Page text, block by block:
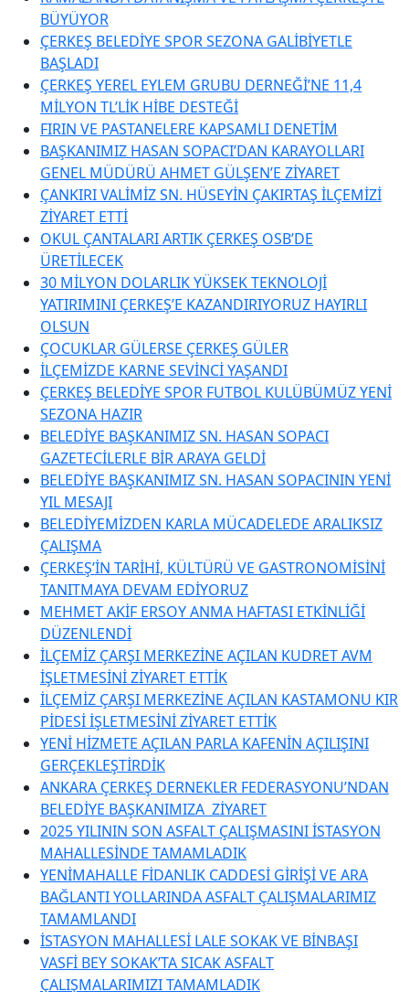
BÜYÜYOR
ÇERKEŞ BELEDİYE SPOR SEZONA GALİBİYETLE
BAŞLADI
ÇERKEŞ YEREL EYLEM GRUBU DERNEĞİ’NE 11,4
MİLYON TL’LİK HİBE DESTEĞİ
FIRIN VE PASTANELERE KAPSAMLI DENETİM
BAŞKANIMIZ HASAN SOPACI’DAN KARAYOLLARI
GENEL MÜDÜRÜ AHMET GÜLŞEN’E ZİYARET
ÇANKIRI VALİMİZ SN. HÜSEYİN ÇAKIRTAŞ İLÇEMİZİ
ZİYARET ETTİ
OKUL ÇANTALARI ARTIK ÇERKEŞ OSB’DE
ÜRETİLECEK
30 MİLYON DOLARLIK YÜKSEK TEKNOLOJİ
YATIRIMINI ÇERKEŞ’E KAZANDIRIYORUZ HAYIRLI
OLSUN
ÇOCUKLAR GÜLERSE ÇERKEŞ GÜLER
İLÇEMİZDE KARNE SEVİNCİ YAŞANDI
ÇERKEŞ BELEDİYE SPOR FUTBOL KULÜBÜMÜZ YENİ
SEZONA HAZIR
BELEDİYE BAŞKANIMIZ SN. HASAN SOPACI
GAZETECİLERLE BİR ARAYA GELDİ
BELEDİYE BAŞKANIMIZ SN. HASAN SOPACININ YENİ
YIL MESAJI
BELEDİYEMİZDEN KARLA MÜCADELEDE ARALIKSIZ
ÇALIŞMA
ÇERKEŞ’İN TARİHİ, KÜLTÜRÜ VE GASTRONOMİSİNİ
TANITMAYA DEVAM EDİYORUZ
MEHMET AKİF ERSOY ANMA HAFTASI ETKİNLİĞİ
DÜZENLENDİ
İLÇEMİZ ÇARŞI MERKEZİNE AÇILAN KUDRET AVM
İŞLETMESİNİ ZİYARET ETTİK
İLÇEMİZ ÇARŞI MERKEZİNE AÇILAN KASTAMONU KIR
PİDESİ İŞLETMESİNİ ZİYARET ETTİK
YENİ HİZMETE AÇILAN PARLA KAFENİN AÇILIŞINI
GERÇEKLEŞTİRDİK
ANKARA ÇERKEŞ DERNEKLER FEDERASYONU’NDAN
BELEDİYE BAŞKANIMIZA ZİYARET
2025 YILININ SON ASFALT ÇALIŞMASINI İSTASYON
MAHALLESİNDE TAMAMLADIK
YENİMAHALLE FİDANLIK CADDESİ GİRİŞİ VE ARA
BAĞLANTI YOLLARINDA ASFALT ÇALIŞMALARIMIZ
TAMAMLANDI
İSTASYON MAHALLESİ LALE SOKAK VE BİNBAŞI
VASFİ BEY SOKAK’TA SICAK ASFALT
ÇALIŞMALARIMIZI TAMAMLADIK